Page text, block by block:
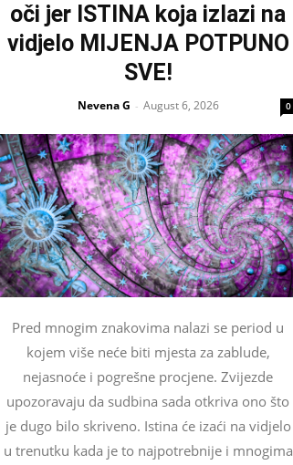
oči jer ISTINA koja izlazi na
vidjelo MIJENJA POTPUNO
SVE!
Nevena G - August 6, 2026 0
Pred mnogim znakovima nalazi se period u
kojem više neće biti mjesta za zablude,
nejasnoće i pogrešne procjene. Zvijezde
upozoravaju da sudbina sada otkriva ono što
je dugo bilo skriveno. Istina će izaći na vidjelo
u trenutku kada je to najpotrebnije i mnogima